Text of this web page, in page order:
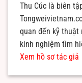
Thu Cúc là biên
quan đến kỹ thuật
kinh nghiệm tìm
Xem hồ sơ tác giả